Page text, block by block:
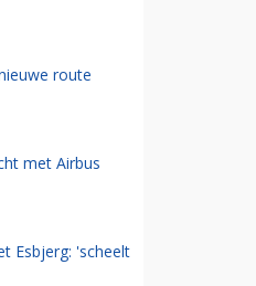
route
met Airbus
Esbjerg: 'scheelt